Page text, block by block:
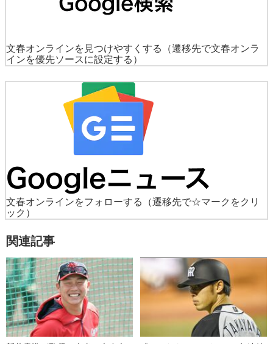
文春オンラインを見つけやすくする
（遷移先で文春オンラ
インを優先ソースに設定する）
文春オンラインをフォローする
（遷移先で☆マークをクリ
ック）
関連記事